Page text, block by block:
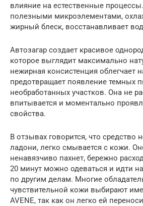
влияние на естественные
полезными микроэлементами,
жирный блеск, восстанавливает
Автозагар создает красивое
которое выглядит максимально
нежирная консистенция облегчает
предотвращает появление темных
необработанных участков. Она не
впитывается и моментально
свойства.
В отзывах говорится, что средство
ладони, легко смывается с кожи.
ненавязчиво пахнет, бережно
20 минут можно одеваться и идти
по другим делам. Многие
чувствительной кожи выбирают
AVENE, так как он легко ей